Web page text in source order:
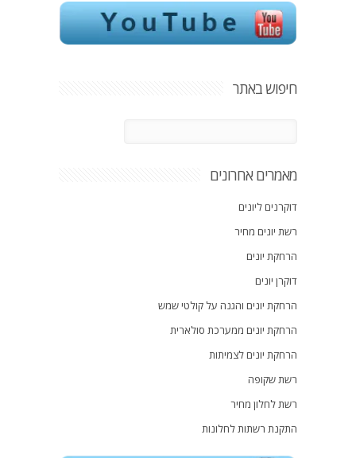
חיפוש באתר
מאמרים אחרונים
דוקרנים ליונים
רשת יונים מחיר
הרחקת יונים
דוקרן יונים
הרחקת יונים והגנה על קולטי שמש
הרחקת יונים ממערכת סולארית
הרחקת יונים לצמיתות
רשת שקופה
רשת לחלון מחיר
התקנת רשתות לחלונות